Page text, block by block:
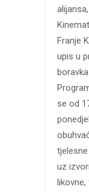
Franje
upis u
se od
uz